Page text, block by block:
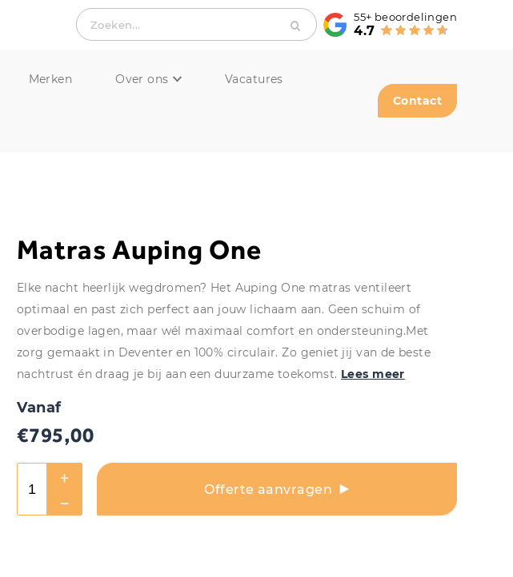
Zoeken...
55+ beoordelingen
4.7
Merken Over ons Vacatures
Contact
Matras Auping One
Elke nacht heerlijk wegdromen? Het Auping One matras ventileert
optimaal en past zich perfect aan jouw lichaam aan. Geen schuim of
overbodige lagen, maar wél maximaal comfort en ondersteuning.Met
zorg gemaakt in Deventer en 100% circulair. Zo geniet jij van de beste
nachtrust én draag je bij aan een duurzame toekomst. Lees meer
Vanaf
€795,00
Offerte aanvragen